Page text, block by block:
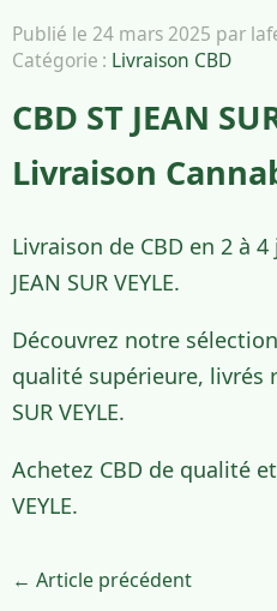
Publié le 24 mars 2025 par
Catégorie : Livraison CBD
CBD ST JEAN
Livraison
Livraison de CBD en 2 à
JEAN SUR VEYLE.
Découvrez notre
qualité supérieure, livrés
SUR VEYLE.
Achetez CBD de qualité et
VEYLE.
← Article précédent